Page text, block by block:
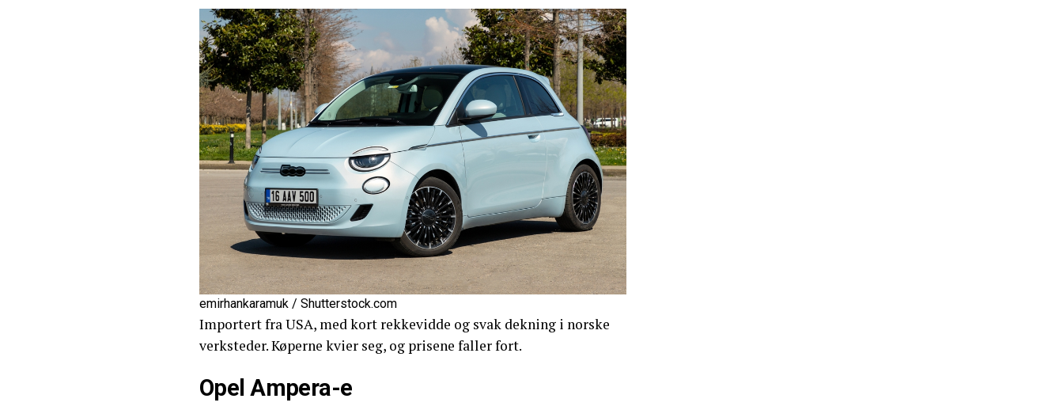
emirhankaramuk / Shutterstock.com
Importert fra USA, med kort rekkevidde og svak dekning i norske
verksteder. Køperne kvier seg, og prisene faller fort.
Opel Ampera-e